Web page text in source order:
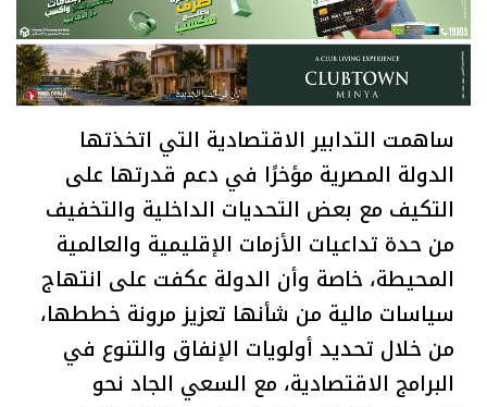
ساهمت التدابير الاقتصادية التي اتخذتها
الدولة المصرية مؤخرًا في دعم قدرتها على
التكيف مع بعض التحديات الداخلية والتخفيف
من حدة تداعيات الأزمات الإقليمية والعالمية
المحيطة، خاصة وأن الدولة عكفت على انتهاج
سياسات مالية من شأنها تعزيز مرونة خططها،
من خلال تحديد أولويات الإنفاق والتنوع في
البرامج الاقتصادية، مع السعي الجاد نحو